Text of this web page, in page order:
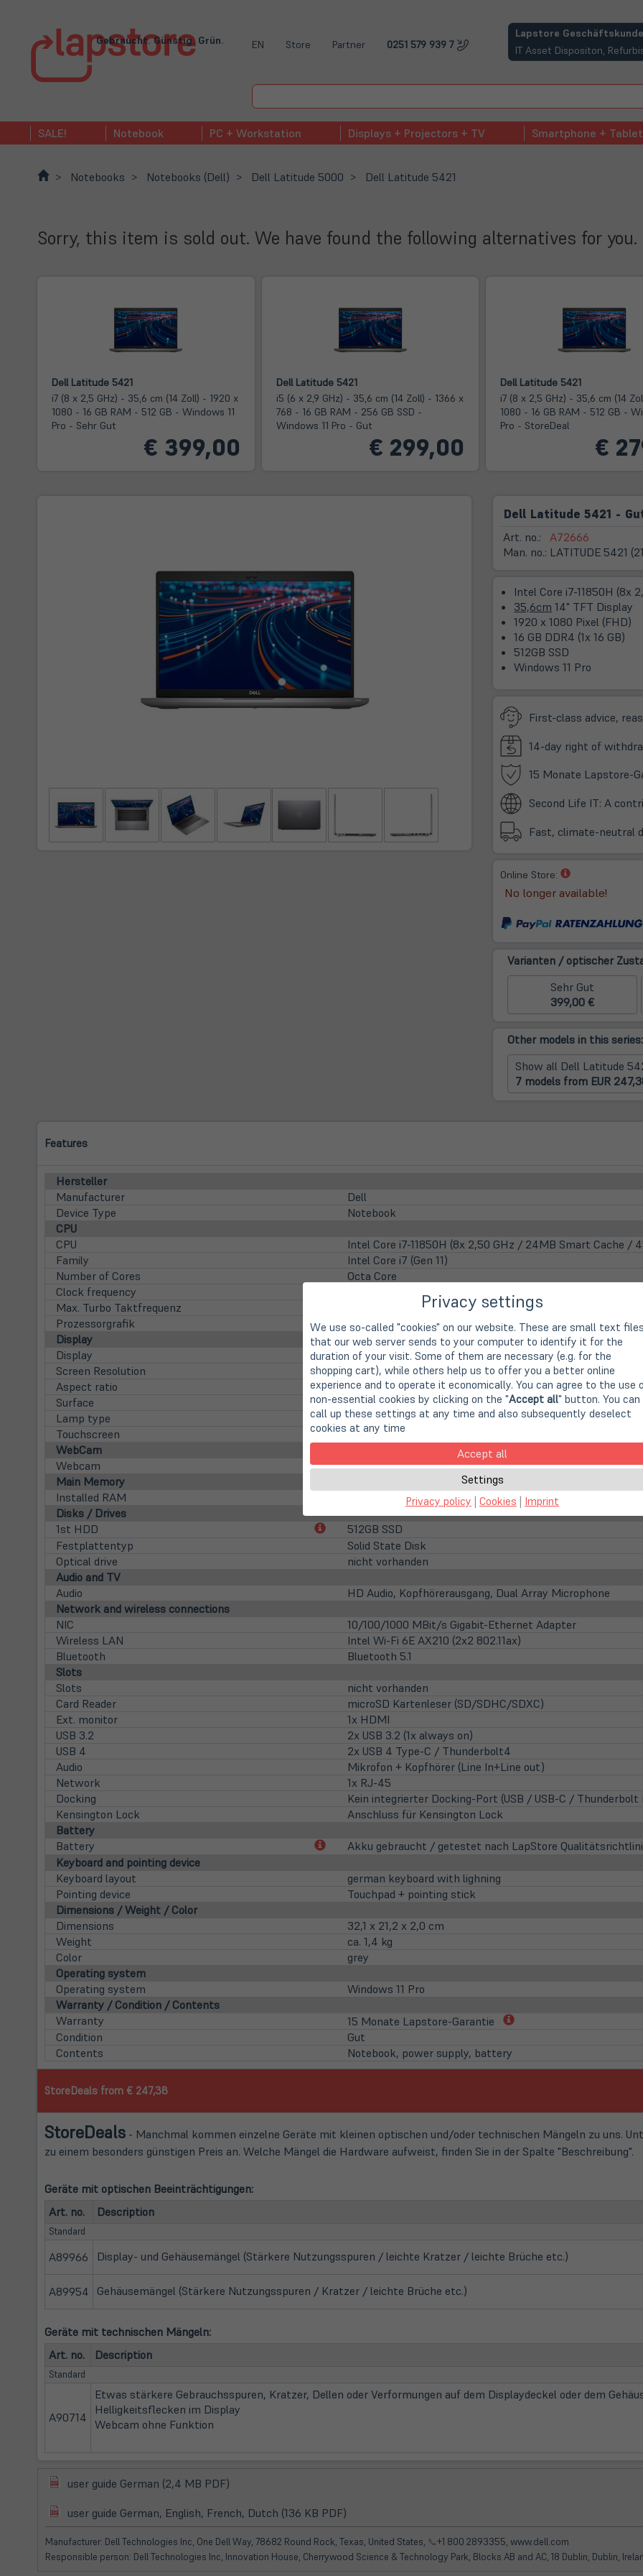
Gebraucht. Günstig. Grün. EN Store Partner 0251 579 939 7
Lapstore
IT Asset Dispositon,
(öffnet in neuem Tab)
SALE! Notebook PC + Workstation Displays + Projectors + TV Smartphone + Tablet
Notebooks Notebooks (Dell) Dell Latitude 5000 Dell Latitude 5421
Sorry, this item is sold out. We have found the following alternatives for you.
Dell Latitude 5421
i7 (8 x 2,5 GHz) - 35,6 cm (14 Zoll) - 1920 x
1080 - 16 GB RAM - 512 GB - Windows 11
Pro - Sehr Gut
€ 399,00
Dell Latitude 5421
i5 (6 x 2,9 GHz) - 35,6 cm (14 Zoll) - 1366 x
768 - 16 GB RAM - 256 GB SSD -
Windows 11 Pro - Gut
€ 299,00
Dell Latitude 5421
i7 (8 x 2,5 GHz) - 35,6 cm (14
1080 - 16 GB RAM - 512 GB -
Pro - StoreDeal
€
Dell Latitude 5421 -
Art. no.:
Man. no.:
A72666
LATITUDE 5421
Intel Core i7-11850H (8x
35,6cm 14" TFT Display
1920 x 1080 Pixel (FHD)
16 GB DDR4 (1x 16 GB)
512GB SSD
Windows 11 Pro
First-class advice,
14-day right of
15 Monate Lapstore-
Second Life IT: A
Fast, climate-neutral
Online Store:
(öffnet
in
neuem
No longer available!
Varianten / optischer
Sehr Gut
399,00 €
Other models in this series:
Show all Dell Latitude
7 models from EUR
Features
Hersteller
Manufacturer
Dell
Device Type
Notebook
CPU
CPU
Intel Core i7-11850H (8x 2,50 GHz / 24MB Smart Cache /
Family
Intel Core i7 (Gen 11)
Number of Cores
Octa Core
Clock frequency
Max. Turbo Taktfrequenz
Prozessorgrafik
Intel UHD (11 Gen Intel, 8k Support)
Display
Display
35,6cm14" TFT Display
Screen Resolution
1920 x 1080 Pixel (FHD)
Aspect ratio
16:9
Surface
Matte display
Lamp type
LED backlight
Touchscreen
nicht vorhanden
WebCam
Webcam
integrierte HD WebCam
Main Memory
Installed RAM
16 GB DDR4 (1x 16 GB)
Disks / Drives
1st HDD
(öffnet
neuem
512GB SSD
Festplattentyp
Solid State Disk
Optical drive
nicht vorhanden
Audio and TV
Audio
HD Audio, Kopfhörerausgang, Dual Array Microphone
Network and wireless connections
NIC
10/100/1000 MBit/s Gigabit-Ethernet Adapter
Wireless LAN
Intel Wi-Fi 6E AX210 (2x2 802.11ax)
Bluetooth
Bluetooth 5.1
Slots
Slots
nicht vorhanden
Card Reader
microSD Kartenleser (SD/SDHC/SDXC)
Ext. monitor
1x HDMI
USB 3.2
2x USB 3.2 (1x always on)
USB 4
2x USB 4 Type-C / Thunderbolt4
Audio
Mikrofon + Kopfhörer (Line In+Line out)
Network
1x RJ-45
Docking
Kein integrierter Docking-Port (USB / USB-C /
Kensington Lock
Anschluss für Kensington Lock
Battery
Battery
(öffnet
neuem
Akku gebraucht / getestet nach LapStore
Keyboard and pointing device
Keyboard layout
german keyboard with lighning
Pointing device
Touchpad + pointing stick
Dimensions / Weight / Color
Dimensions
32,1 x 21,2 x 2,0 cm
Weight
ca. 1,4 kg
Color
grey
Operating system
Operating system
Windows 11 Pro
Warranty / Condition / Contents
Warranty
15 Monate Lapstore-Garantie
(öffnet
Condition
Gut
Contents
Notebook, power supply, battery
StoreDeals from € 247,38
StoreDeals - Manchmal kommen einzelne Geräte mit kleinen optischen und/oder technischen Mängeln zu uns.
zu einem besonders günstigen Preis an. Welche Mängel die Hardware aufweist, finden Sie in der Spalte "Beschreibung".
Geräte mit optischen Beeinträchtigungen:
Art. no.
Description
Standard
A89966 Display- und Gehäusemängel (Stärkere Nutzungsspuren / leichte Kratzer / leichte Brüche etc.)
A89954 Gehäusemängel (Stärkere Nutzungsspuren / Kratzer / leichte Brüche etc.)
Geräte mit technischen Mängeln:
Art. no.
Description
Standard
A90714
Etwas stärkere Gebrauchsspuren, Kratzer, Dellen oder Verformungen auf dem Displaydeckel oder dem
Helligkeitsflecken im Display
Webcam ohne Funktion
(öffnet
neuem
Tab)
user guide German (2,4 MB PDF)
neuem
Tab)
(öffnet
in
neuem
Tab)
user guide German, English, French, Dutch (136 KB PDF)
in
neuem
Tab)
Manufacturer: Dell Technologies Inc, One Dell Way, 78682 Round Rock, Texas, United States, 📞+1 800 2893355, www.dell.com
Responsible person: Dell Technologies Inc, Innovation House, Cherrywood Science & Technology Park, Blocks AB and AC, 18 Dublin, Dublin,
Privacy settings
We use so-called "cookies" on our website. These are small text
that our web server sends to your computer to identify it for the
duration of your visit. Some of them are necessary (e.g. for the
shopping cart), while others help us to offer you a better online
experience and to operate it economically. You can agree to the use
non-essential cookies by clicking on the "Accept all" button. You can
call up these settings at any time and also subsequently deselect
cookies at any time
Accept all
Settings
Privacy policy | Cookies | Imprint